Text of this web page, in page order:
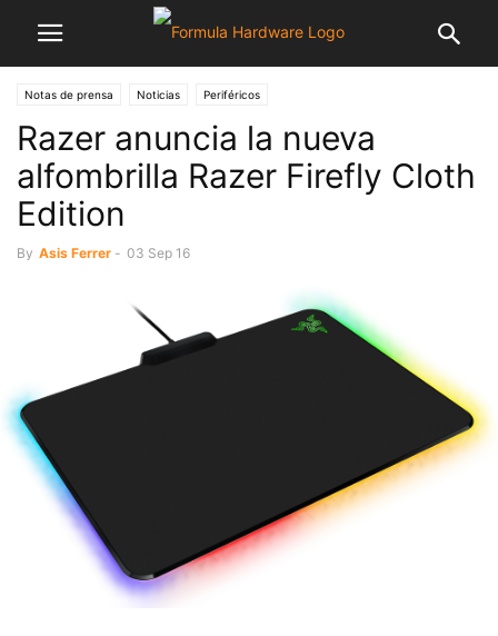
Notas de prensa Noticias Periféricos
Razer anuncia la nueva
alfombrilla Razer Firefly Cloth
Edition
By Asis Ferrer - 03 Sep 16